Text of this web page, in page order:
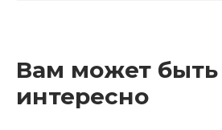
Вам может
интересно